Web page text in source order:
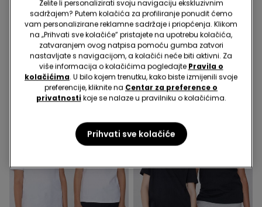
Pamučnog Flisa s
Džepovima
8,99 € 4,50 €
Najniža cijena 30 dana prije početka
8,99 € -50%
Redovna cijena:8,99 € -50%
Pamučnog Flisa s
Džepovima
8,99 € 4,50 €
Najniža cijena 30 dana prije početka
popusta:8,99 € -50%
Redovna cijena: 8,99 € -50%
Želite li personalizirati svoju navigaciju ekskluzivnim
sadržajem? Putem kolačića za profiliranje ponudit ćemo
vam personalizirane reklamne sadržaje i priopćenja. Klikom
na „Prihvati sve kolačiće” pristajete na upotrebu kolačića,
zatvaranjem ovog natpisa pomoću gumba zatvori
nastavljate s navigacijom, a kolačići neće biti aktivni. Za
više informacija o kolačićima pogledajte Pravila o
kolačićima. U bilo kojem trenutku, kako biste izmijenili svoje
preferencije, kliknite na Centar za preference o
privatnosti koje se nalaze u pravilniku o kolačićima.
Prihvati sve kolačiće